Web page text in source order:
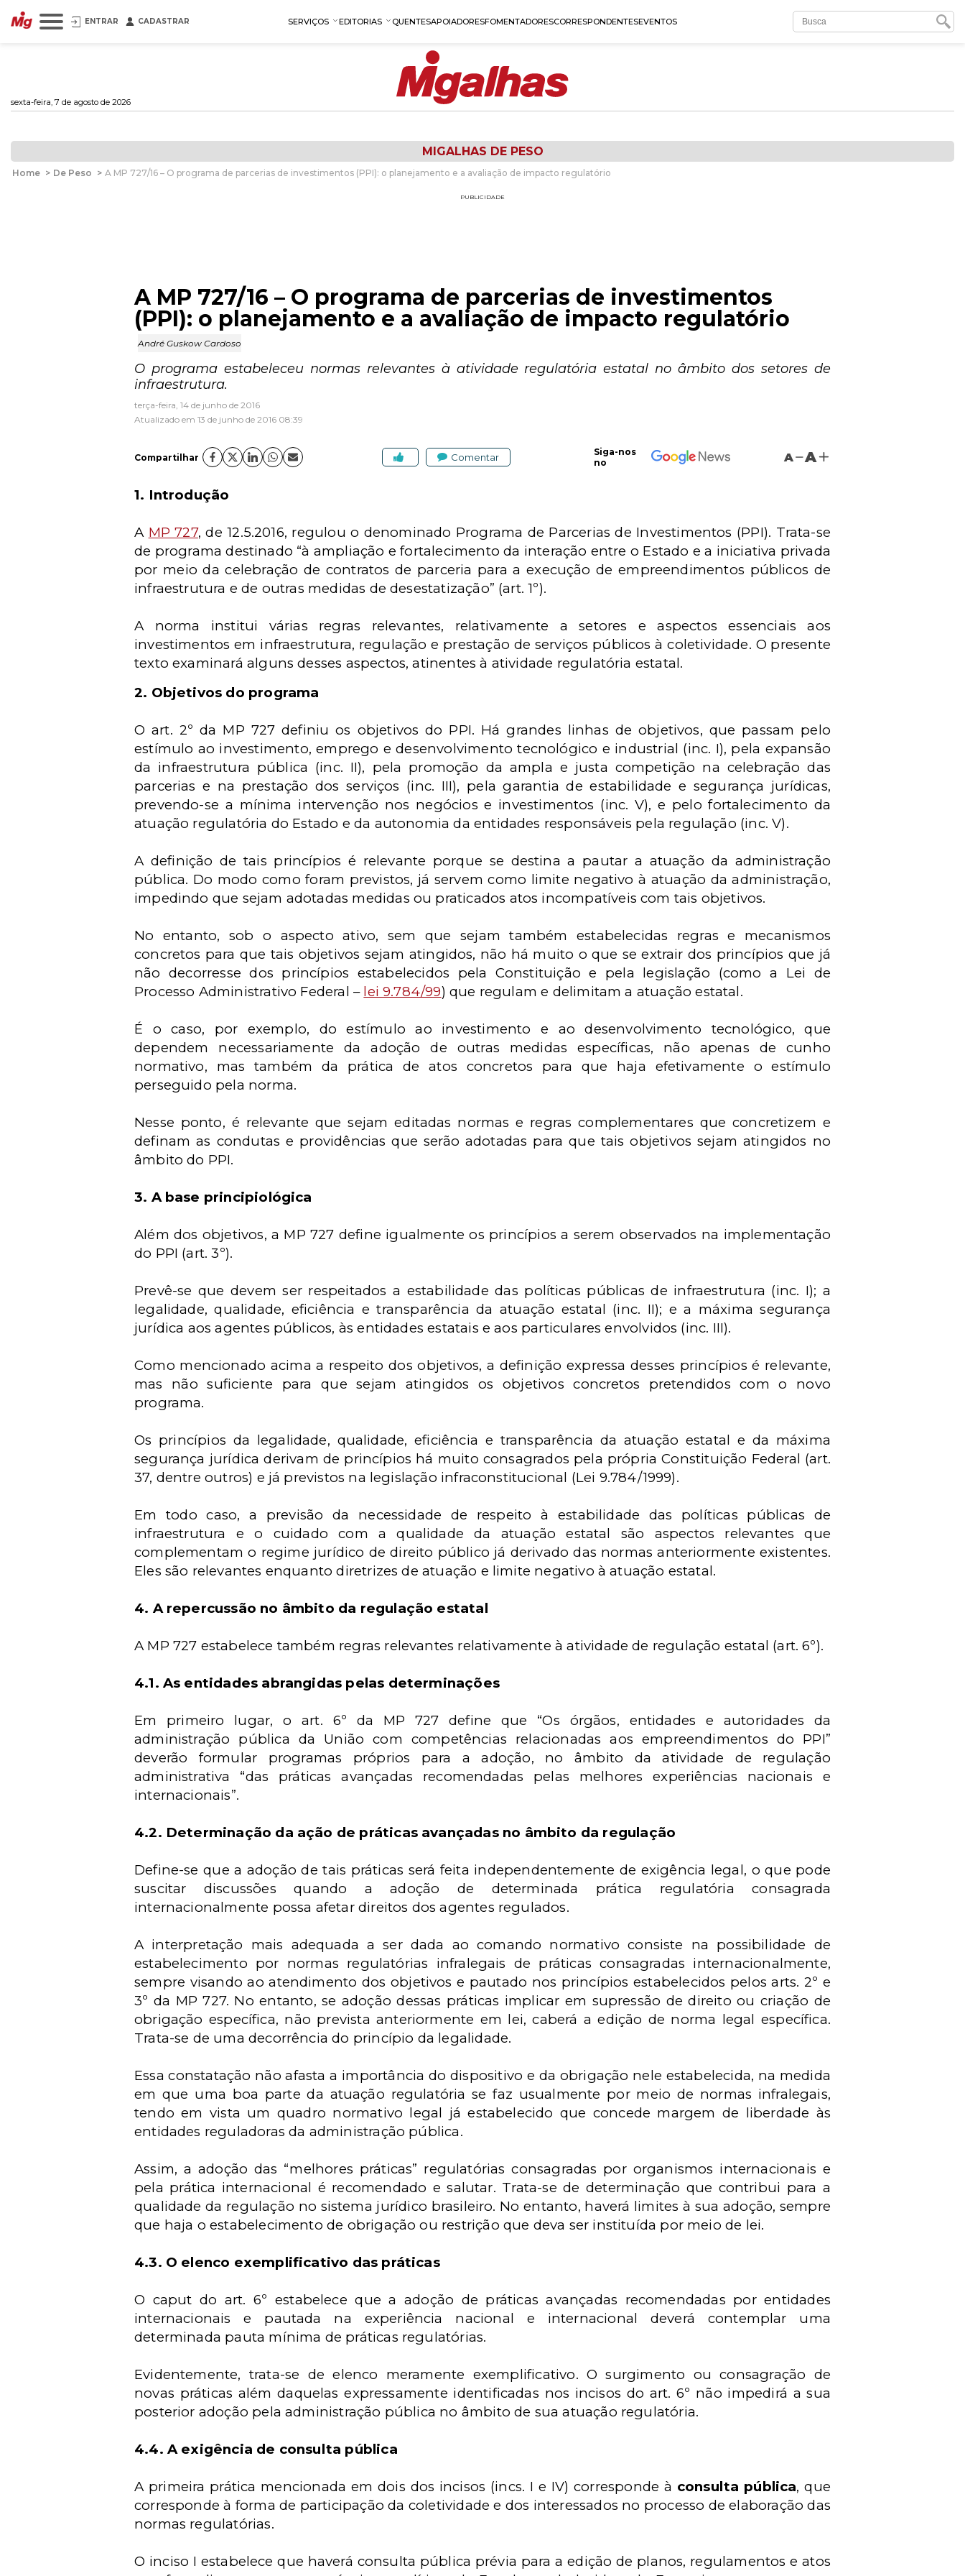
ENTRAR CADASTRAR SERVIÇOS EDITORIAS QUENTESAPOIADORESFOMENTADORESCORRESPONDENTESEVENTOS
sexta-feira, 7 de agosto de 2026
MIGALHAS DE PESO
Home > De Peso > A MP 727/16 – O programa de parcerias de investimentos (PPI): o planejamento e a avaliação de impacto regulatório
PUBLICIDADE
A MP 727/16 – O programa de parcerias de investimentos
(PPI): o planejamento e a avaliação de impacto regulatório
André Guskow Cardoso
O programa estabeleceu normas relevantes à atividade regulatória estatal no âmbito dos setores de
infraestrutura.
terça-feira, 14 de junho de 2016
Atualizado em 13 de junho de 2016 08:39
Compartilhar Comentar
Siga-nos
no
A A
1. Introdução
A MP 727, de 12.5.2016, regulou o denominado Programa de Parcerias de Investimentos (PPI). Trata-se
de programa destinado “à ampliação e fortalecimento da interação entre o Estado e a iniciativa privada
por meio da celebração de contratos de parceria para a execução de empreendimentos públicos de
infraestrutura e de outras medidas de desestatização” (art. 1º).
A norma institui várias regras relevantes, relativamente a setores e aspectos essenciais aos
investimentos em infraestrutura, regulação e prestação de serviços públicos à coletividade. O presente
texto examinará alguns desses aspectos, atinentes à atividade regulatória estatal.
2. Objetivos do programa
O art. 2º da MP 727 definiu os objetivos do PPI. Há grandes linhas de objetivos, que passam pelo
estímulo ao investimento, emprego e desenvolvimento tecnológico e industrial (inc. I), pela expansão
da infraestrutura pública (inc. II), pela promoção da ampla e justa competição na celebração das
parcerias e na prestação dos serviços (inc. III), pela garantia de estabilidade e segurança jurídicas,
prevendo-se a mínima intervenção nos negócios e investimentos (inc. V), e pelo fortalecimento da
atuação regulatória do Estado e da autonomia da entidades responsáveis pela regulação (inc. V).
A definição de tais princípios é relevante porque se destina a pautar a atuação da administração
pública. Do modo como foram previstos, já servem como limite negativo à atuação da administração,
impedindo que sejam adotadas medidas ou praticados atos incompatíveis com tais objetivos.
No entanto, sob o aspecto ativo, sem que sejam também estabelecidas regras e mecanismos
concretos para que tais objetivos sejam atingidos, não há muito o que se extrair dos princípios que já
não decorresse dos princípios estabelecidos pela Constituição e pela legislação (como a Lei de
Processo Administrativo Federal – lei 9.784/99) que regulam e delimitam a atuação estatal.
É o caso, por exemplo, do estímulo ao investimento e ao desenvolvimento tecnológico, que
dependem necessariamente da adoção de outras medidas específicas, não apenas de cunho
normativo, mas também da prática de atos concretos para que haja efetivamente o estímulo
perseguido pela norma.
Nesse ponto, é relevante que sejam editadas normas e regras complementares que concretizem e
definam as condutas e providências que serão adotadas para que tais objetivos sejam atingidos no
âmbito do PPI.
3. A base principiológica
Além dos objetivos, a MP 727 define igualmente os princípios a serem observados na implementação
do PPI (art. 3º).
Prevê-se que devem ser respeitados a estabilidade das políticas públicas de infraestrutura (inc. I); a
legalidade, qualidade, eficiência e transparência da atuação estatal (inc. II); e a máxima segurança
jurídica aos agentes públicos, às entidades estatais e aos particulares envolvidos (inc. III).
Como mencionado acima a respeito dos objetivos, a definição expressa desses princípios é relevante,
mas não suficiente para que sejam atingidos os objetivos concretos pretendidos com o novo
programa.
Os princípios da legalidade, qualidade, eficiência e transparência da atuação estatal e da máxima
segurança jurídica derivam de princípios há muito consagrados pela própria Constituição Federal (art.
37, dentre outros) e já previstos na legislação infraconstitucional (Lei 9.784/1999).
Em todo caso, a previsão da necessidade de respeito à estabilidade das políticas públicas de
infraestrutura e o cuidado com a qualidade da atuação estatal são aspectos relevantes que
complementam o regime jurídico de direito público já derivado das normas anteriormente existentes.
Eles são relevantes enquanto diretrizes de atuação e limite negativo à atuação estatal.
4. A repercussão no âmbito da regulação estatal
A MP 727 estabelece também regras relevantes relativamente à atividade de regulação estatal (art. 6º).
4.1. As entidades abrangidas pelas determinações
Em primeiro lugar, o art. 6º da MP 727 define que “Os órgãos, entidades e autoridades da
administração pública da União com competências relacionadas aos empreendimentos do PPI”
deverão formular programas próprios para a adoção, no âmbito da atividade de regulação
administrativa “das práticas avançadas recomendadas pelas melhores experiências nacionais e
internacionais”.
4.2. Determinação da ação de práticas avançadas no âmbito da regulação
Define-se que a adoção de tais práticas será feita independentemente de exigência legal, o que pode
suscitar discussões quando a adoção de determinada prática regulatória consagrada
internacionalmente possa afetar direitos dos agentes regulados.
A interpretação mais adequada a ser dada ao comando normativo consiste na possibilidade de
estabelecimento por normas regulatórias infralegais de práticas consagradas internacionalmente,
sempre visando ao atendimento dos objetivos e pautado nos princípios estabelecidos pelos arts. 2º e
3º da MP 727. No entanto, se adoção dessas práticas implicar em supressão de direito ou criação de
obrigação específica, não prevista anteriormente em lei, caberá a edição de norma legal específica.
Trata-se de uma decorrência do princípio da legalidade.
Essa constatação não afasta a importância do dispositivo e da obrigação nele estabelecida, na medida
em que uma boa parte da atuação regulatória se faz usualmente por meio de normas infralegais,
tendo em vista um quadro normativo legal já estabelecido que concede margem de liberdade às
entidades reguladoras da administração pública.
Assim, a adoção das “melhores práticas” regulatórias consagradas por organismos internacionais e
pela prática internacional é recomendado e salutar. Trata-se de determinação que contribui para a
qualidade da regulação no sistema jurídico brasileiro. No entanto, haverá limites à sua adoção, sempre
que haja o estabelecimento de obrigação ou restrição que deva ser instituída por meio de lei.
4.3. O elenco exemplificativo das práticas
O caput do art. 6º estabelece que a adoção de práticas avançadas recomendadas por entidades
internacionais e pautada na experiência nacional e internacional deverá contemplar uma
determinada pauta mínima de práticas regulatórias.
Evidentemente, trata-se de elenco meramente exemplificativo. O surgimento ou consagração de
novas práticas além daquelas expressamente identificadas nos incisos do art. 6º não impedirá a sua
posterior adoção pela administração pública no âmbito de sua atuação regulatória.
4.4. A exigência de consulta pública
A primeira prática mencionada em dois dos incisos (incs. I e IV) corresponde à consulta pública, que
corresponde à forma de participação da coletividade e dos interessados no processo de elaboração das
normas regulatórias.
O inciso I estabelece que haverá consulta pública prévia para a edição de planos, regulamentos e atos